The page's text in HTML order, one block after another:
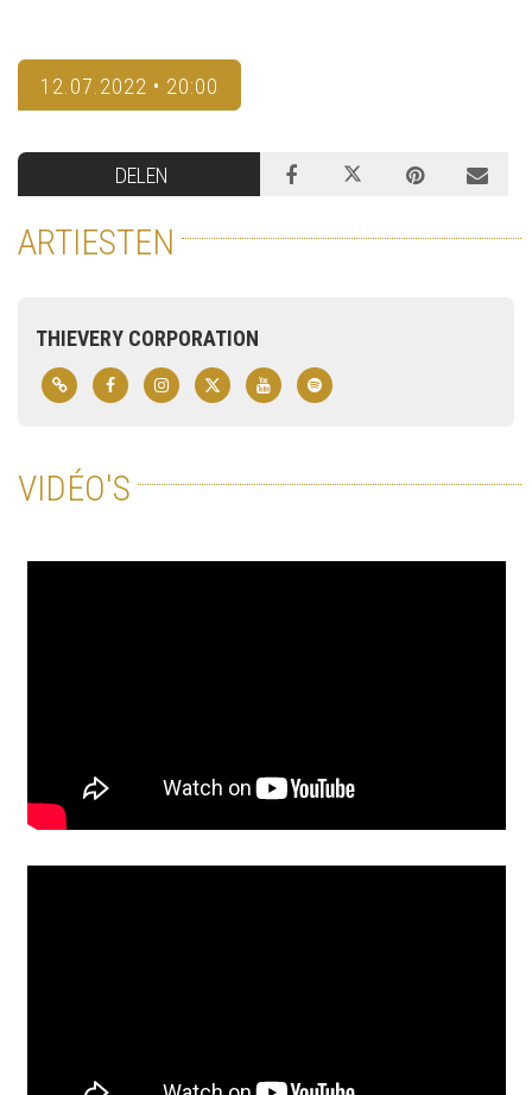
12.07.2022 • 20:00
DELEN
ARTIESTEN
THIEVERY CORPORATION
VIDÉO'S